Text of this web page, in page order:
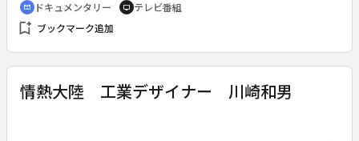
は口の動きで言葉を読み取り、クラシックバレエにも挑戦し、
障害を乗り越えていった。娘は親元を離れて短大に進学する。
のグラフィックデザインで健聴者と聴覚障害者の架け橋を作る
という夢を持つ。
cinematic_blur ドキュメンタリー tv テレビ番組
bookmark_add ブックマーク追加
情熱大陸 工業デザイナー 川崎和男